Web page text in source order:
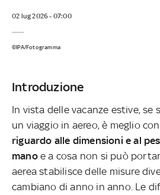
02 lug 2026 - 07:00
©IPA/Fotogramma
Introduzione
In vista delle vacanze estive, se
un viaggio in aereo, è meglio
riguardo alle dimensioni e al
mano e a cosa non si può
aerea stabilisce delle misure
cambiano di anno in anno. Le